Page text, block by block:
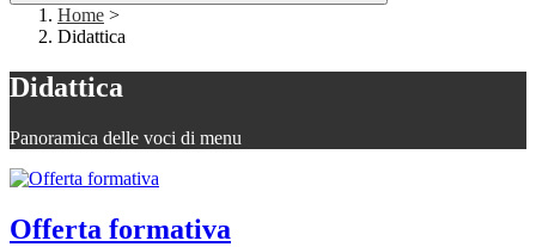
Home >
Didattica
Didattica
Panoramica delle voci di menu
Offerta formativa